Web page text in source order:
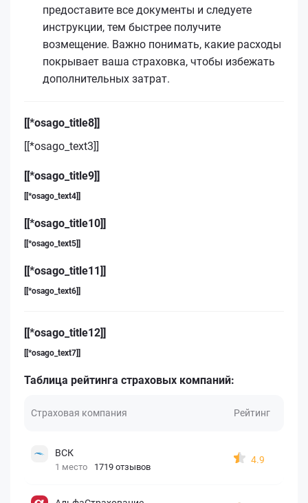
предоставите все документы и следуете
инструкции, тем быстрее получите
возмещение. Важно понимать, какие расходы
покрывает ваша страховка, чтобы избежать
дополнительных затрат.
[[*osago_title8]]
[[*osago_text3]]
[[*osago_title9]]
[[*osago_text4]]
[[*osago_title10]]
[[*osago_text5]]
[[*osago_title11]]
[[*osago_text6]]
[[*osago_title12]]
[[*osago_text7]]
Таблица рейтинга страховых компаний:
Страховая компания Рейтинг
ВСК
1 место 1719 отзывов
4.9